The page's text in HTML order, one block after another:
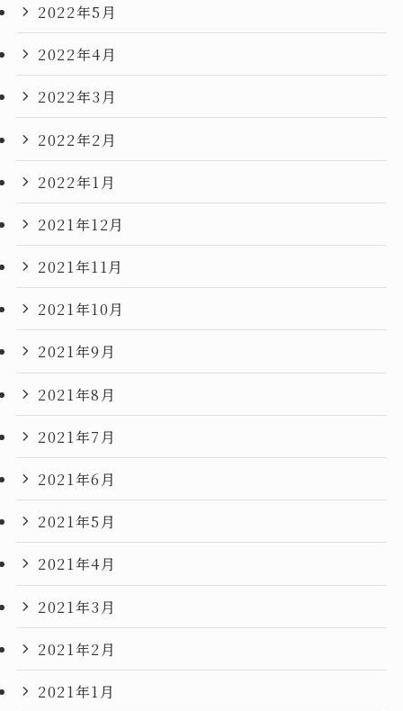
2022年5月
2022年4月
2022年3月
2022年2月
2022年1月
2021年12月
2021年11月
2021年10月
2021年9月
2021年8月
2021年7月
2021年6月
2021年5月
2021年4月
2021年3月
2021年2月
2021年1月